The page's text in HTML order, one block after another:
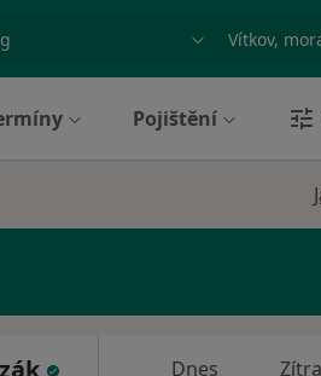
Město
Pojištění
Dnes Zítra